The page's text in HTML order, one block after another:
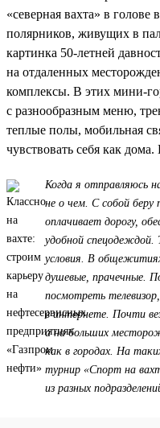
«северная вахта» в голове
полярников, живущих в
картинка 50-летней
на отдаленных
комплексы. В этих мини-
с разнообразным меню,
теплые полы, мобильная
чувствовать себя как
Когда я отправляюсь
не о чем. С собой беру
оплачивает дорогу,
удобной
условия. В
душевые, прачечные.
посмотреть
в интернете. Почти
а на больших
как в городах. На
турнир «Спорт на
из разных